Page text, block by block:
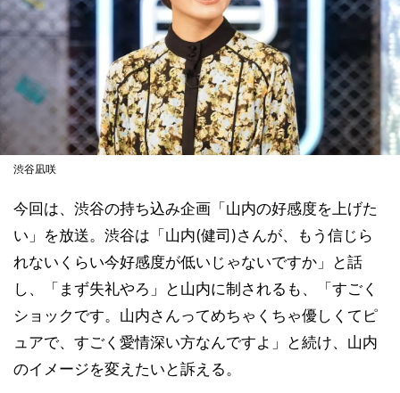
渋谷凪咲
今回は、渋谷の持ち込み企画「山内の好感度を上げた
い」を放送。渋谷は「山内(健司)さんが、もう信じら
れないくらい今好感度が低いじゃないですか」と話
し、「まず失礼やろ」と山内に制されるも、「すごく
ショックです。山内さんってめちゃくちゃ優しくてピ
ュアで、すごく愛情深い方なんですよ」と続け、山内
のイメージを変えたいと訴える。